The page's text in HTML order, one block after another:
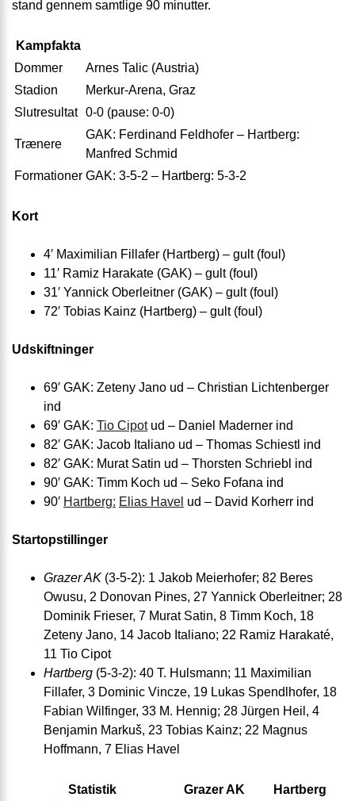
stand gennem samtlige 90 minutter.
Kampfakta
Dommer
Arnes Talic (Austria)
Stadion
Merkur-Arena, Graz
Slutresultat 0-0 (pause: 0-0)
Trænere
GAK: Ferdinand Feldhofer – Hartberg:
Manfred Schmid
Formationer GAK: 3-5-2 – Hartberg: 5-3-2
Kort
4′ Maximilian Fillafer (Hartberg) – gult (foul)
11′ Ramiz Harakate (GAK) – gult (foul)
31′ Yannick Oberleitner (GAK) – gult (foul)
72′ Tobias Kainz (Hartberg) – gult (foul)
Udskiftninger
69′ GAK: Zeteny Jano ud – Christian Lichtenberger
ind
69′ GAK: Tio Cipotud – Daniel Maderner ind
82′ GAK: Jacob Italiano ud – Thomas Schiestl ind
82′ GAK: Murat Satin ud – Thorsten Schriebl ind
90′ GAK: Timm Koch ud – Seko Fofana ind
90′ Hartberg: Elias Havel ud – David Korherr ind
Startopstillinger
Grazer AK (3-5-2): 1 Jakob Meierhofer; 82 Beres
Owusu, 2 Donovan Pines, 27 Yannick Oberleitner; 28
Dominik Frieser, 7 Murat Satin, 8 Timm Koch, 18
Zeteny Jano, 14 Jacob Italiano; 22 Ramiz Harakaté,
11 Tio Cipot
Hartberg (5-3-2): 40 T. Hulsmann; 11 Maximilian
Fillafer, 3 Dominic Vincze, 19 Lukas Spendlhofer, 18
Fabian Wilfinger, 33 M. Hennig; 28 Jürgen Heil, 4
Benjamin Markuš, 23 Tobias Kainz; 22 Magnus
Hoffmann, 7 Elias Havel
Statistik Grazer AK
Hartberg